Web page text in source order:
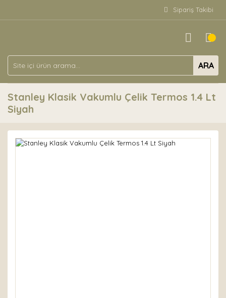
Sipariş Takibi
ARA
Stanley Klasik Vakumlu Çelik Termos 1.4 Lt
Siyah